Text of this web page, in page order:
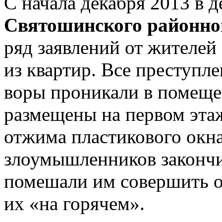
Святошинского
ряд заявлений от
из квартир. Все
воры проникали в
размещены на первом
отжима пластикового
злоумышленников
помешали им совершить
их «на горячем».